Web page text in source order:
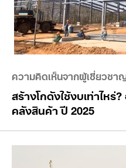
ความคิดเห็นจากผู้เชี่ยวชา
สร้างโกดังใช้งบเท่าไห
คลังสินค้า ปี 2025